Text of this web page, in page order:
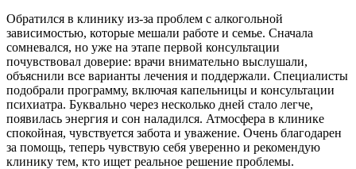
Обратился в клинику из-за проблем с алкогольной
зависимостью, которые мешали работе и семье. Сначала
сомневался, но уже на этапе первой консультации
почувствовал доверие: врачи внимательно выслушали,
объяснили все варианты лечения и поддержали. Специалисты
подобрали программу, включая капельницы и консультации
психиатра. Буквально через несколько дней стало легче,
появилась энергия и сон наладился. Атмосфера в клинике
спокойная, чувствуется забота и уважение. Очень благодарен
за помощь, теперь чувствую себя уверенно и рекомендую
клинику тем, кто ищет реальное решение проблемы.